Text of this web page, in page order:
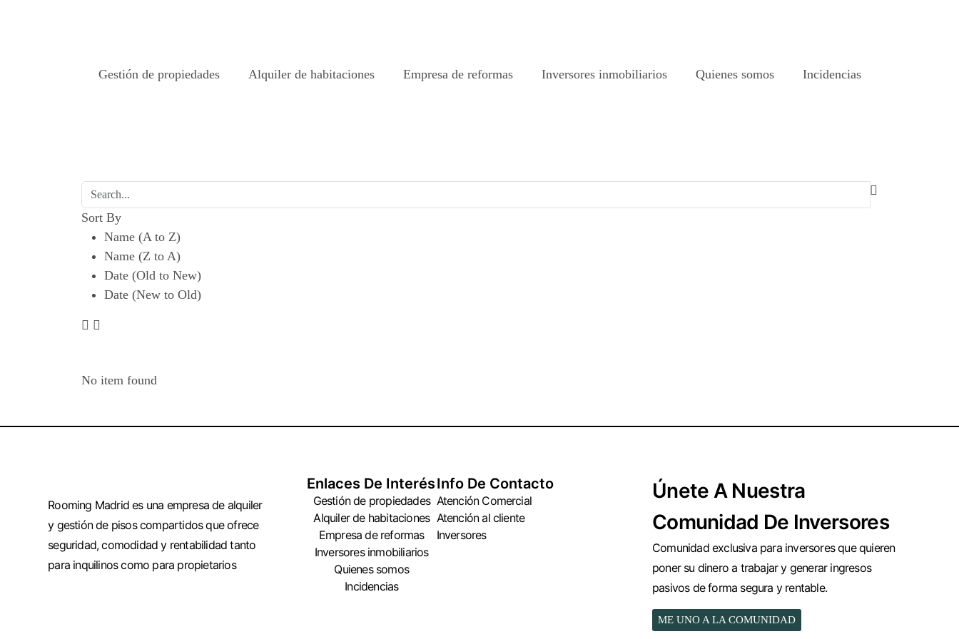
Gestión de propiedades Alquiler de habitaciones Empresa de reformas Inversores inmobiliarios Quienes somos Incidencias
Sort By
Name (A to Z)
Name (Z to A)
Date (Old to New)
Date (New to Old)
No item found
Rooming Madrid es una empresa de alquiler
y gestión de pisos compartidos que ofrece
seguridad, comodidad y rentabilidad tanto
para inquilinos como para propietarios
Enlaces De Interés
Gestión de propiedades
Alquiler de habitaciones
Empresa de reformas
Inversores inmobiliarios
Quienes somos
Incidencias
Info De Contacto
Atención Comercial
Atención al cliente
Inversores
Únete A Nuestra
Comunidad De Inversores
Comunidad exclusiva para inversores que quieren
poner su dinero a trabajar y generar ingresos
pasivos de forma segura y rentable.
ME UNO A LA COMUNIDAD